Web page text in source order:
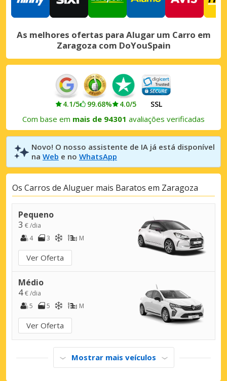
As melhores ofertas para Alugar um Carro em
Zaragoza com DoYouSpain
4.1/5 99.68% 4.0/5 SSL
Com base em mais de 94301 avaliações verificadas
Novo! O nosso assistente de IA já está disponível
na Web e no WhatsApp
Os Carros de Aluguer mais Baratos em Zaragoza
Pequeno
3 € /dia
4
3 M
Ver Oferta
Médio
4€ /dia
5
5 M
Ver Oferta
Mostrar mais veículos